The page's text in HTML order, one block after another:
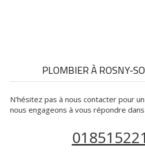
PLOMBIER À ROSNY-
N'hésitez pas à nous contacter pour
nous engageons à vous répondre